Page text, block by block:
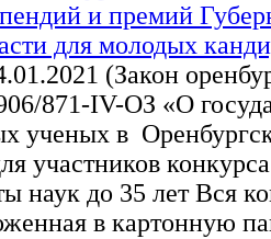
и премий
для молодых
(Закон
871-IV-ОЗ «О
ученых в
участников
наук до 35 лет Вся
в картонную